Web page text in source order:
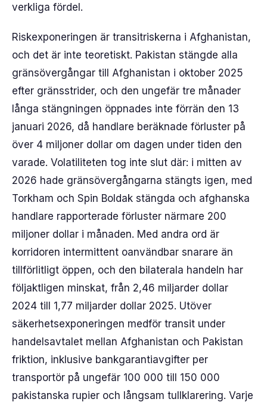
verkliga fördel.
Riskexponeringen är transitriskerna i Afghanistan,
och det är inte teoretiskt. Pakistan stängde alla
gränsövergångar till Afghanistan i oktober 2025
efter gränsstrider, och den ungefär tre månader
långa stängningen öppnades inte förrän den 13
januari 2026, då handlare beräknade förluster på
över 4 miljoner dollar om dagen under tiden den
varade. Volatiliteten tog inte slut där: i mitten av
2026 hade gränsövergångarna stängts igen, med
Torkham och Spin Boldak stängda och afghanska
handlare rapporterade förluster närmare 200
miljoner dollar i månaden. Med andra ord är
korridoren intermittent oanvändbar snarare än
tillförlitligt öppen, och den bilaterala handeln har
följaktligen minskat, från 2,46 miljarder dollar
2024 till 1,77 miljarder dollar 2025. Utöver
säkerhetsexponeringen medför transit under
handelsavtalet mellan Afghanistan och Pakistan
friktion, inklusive bankgarantiavgifter per
transportör på ungefär 100 000 till 150 000
pakistanska rupier och långsam tullklarering. Varje